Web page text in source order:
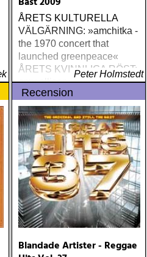
ÅRETS KULTURELLA
VÄLGÄRNING: »amchitka -
the 1970 concert that
launched greenpeace«
ÅRETS KVINNLIGA RÖST:
amy allison : sheffield
streets (urban myth)
ÅRETS SKILSMÄSSA:
amy speace : the killer in
me (wildflower) ÅRETS
WILLIE NELSON; bob
cheevers : tall texas tales
(inbred) ÅRETS PLATTA,
ALLA KATEGORIER, HELT
ENKELT: citizen k : meet
citizen k (paraply) ÅRETS
MANLIGA RÖST: clarence
(hyena) ÅRETS GILLIAN
Peter Holmstedt
Recension
Blandade Artister - Reggae